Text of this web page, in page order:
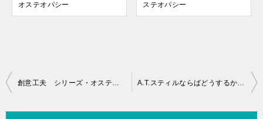
オステオパシー
ステオパシー
投
創意工夫 シリーズ・オステオパシー A.T.スティルならばどうするか？ シリーズ・オステオパシー